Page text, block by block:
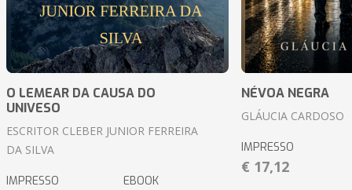
O LEMEAR DA CAUSA DO
UNIVESO
ESCRITOR CLEBER JUNIOR FERREIRA
DA SILVA
IMPRESSO EBOOK
NÉVOA NEGRA
GLÁUCIA CARDOSO
IMPRESSO
€ 17,12